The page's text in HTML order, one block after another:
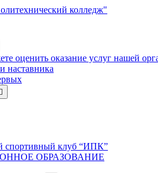
оценить оказание услуг нашей
наставника
спортивный клуб “ИПК”
ОБРАЗОВАНИЕ